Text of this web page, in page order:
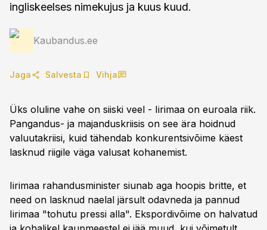
ingliskeelses nimekujus ja kuus kuud.
Kaubandus.ee
Jaga Salvesta Vihja
Üks oluline vahe on siiski veel - Iirimaa on euroala riik.
Pangandus- ja majanduskriisis on see ära hoidnud
valuutakriisi, kuid tähendab konkurentsivõime käest
lasknud riigile väga valusat kohanemist.
Iirimaa rahandusminister siunab aga hoopis britte, et
need on lasknud naelal järsult odavneda ja pannud
Iirimaa "tohutu pressi alla". Ekspordivõime on halvatud